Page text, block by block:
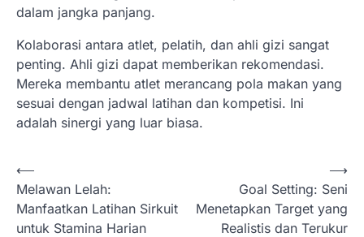
dalam jangka panjang.
Kolaborasi antara atlet, pelatih, dan ahli gizi sangat
penting. Ahli gizi dapat memberikan rekomendasi.
Mereka membantu atlet merancang pola makan yang
sesuai dengan jadwal latihan dan kompetisi. Ini
adalah sinergi yang luar biasa.
N
a
v
⟵
Melawan Lelah:
Manfaatkan Latihan Sirkuit
untuk Stamina Harian
Goal Setting: Seni
Menetapkan Target yang
Realistis dan Terukur
⟶